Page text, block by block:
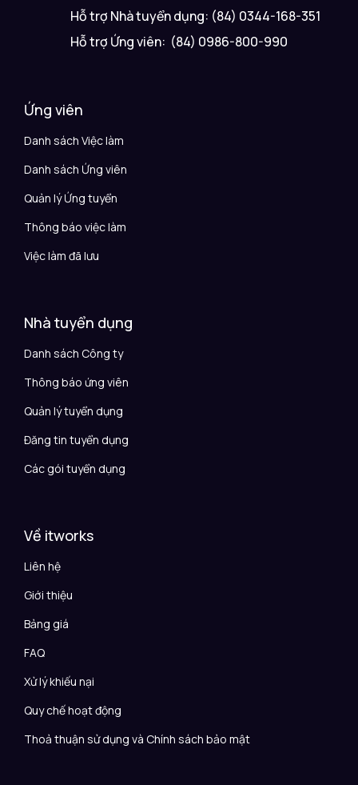
Hỗ trợ Nhà tuyển dụng: (84) 0344-168-351
Hỗ trợ Ứng viên: (84) 0986-800-990
Ứng viên
Danh sách Việc làm
Danh sách Ứng viên
Quản lý Ứng tuyển
Thông báo việc làm
Việc làm đã lưu
Nhà tuyển dụng
Danh sách Công ty
Thông báo ứng viên
Quản lý tuyển dụng
Đăng tin tuyển dụng
Các gói tuyển dụng
Về itworks
Liên hệ
Giới thiệu
Bảng giá
FAQ
Xử lý khiếu nại
Quy chế hoạt động
Thoả thuận sử dụng và Chính sách bảo mật